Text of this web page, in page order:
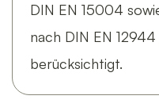
DIN EN 15004
nach DIN EN
berücksichtigt.